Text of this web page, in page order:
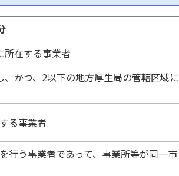
在する事業者
かつ、2以下の地方厚生局の管轄区域に
る事業者
う事業者であって、事業所等が同一市